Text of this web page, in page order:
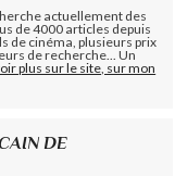
actuellement des
de 4000 articles depuis
de cinéma, plusieurs prix
de recherche... Un
plus sur le site, sur mon
DE